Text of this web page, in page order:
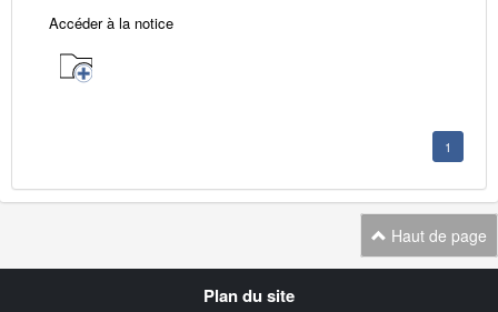
Accéder à la notice
1
Haut de page
Plan du site